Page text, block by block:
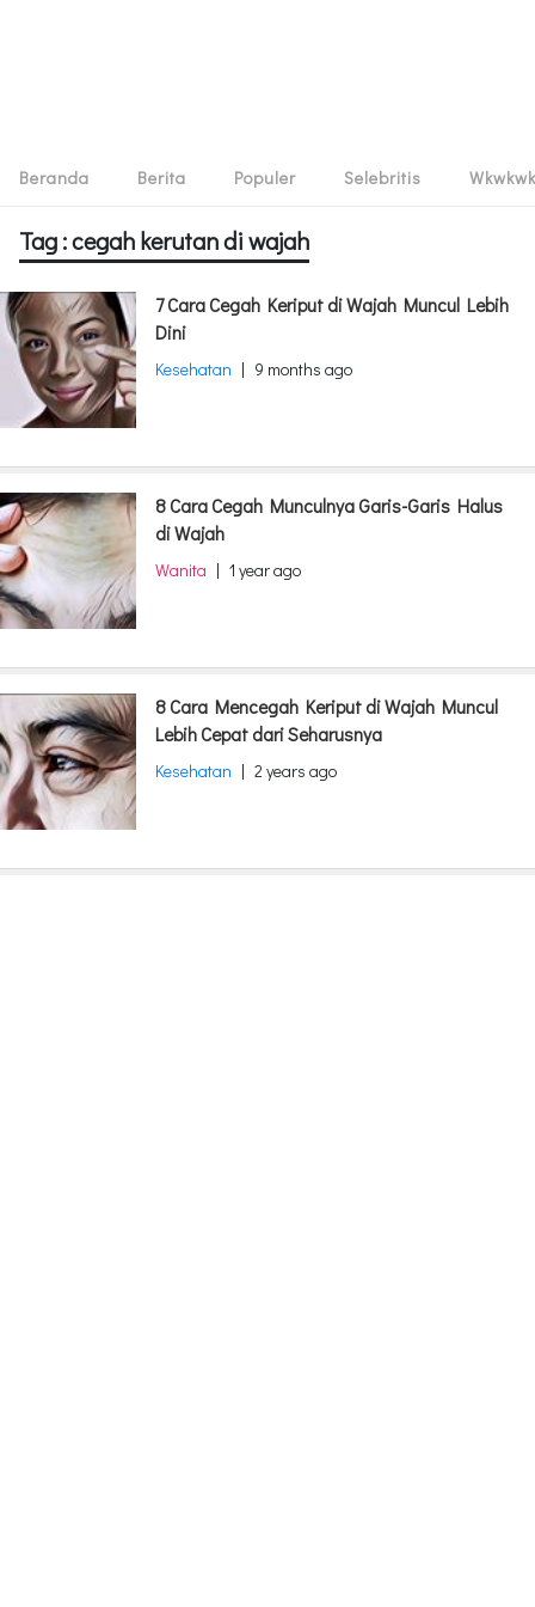
Beranda Berita Populer Selebritis Wkwkwk
Tag : cegah kerutan di wajah
7 Cara Cegah Keriput di Wajah Muncul Lebih
Dini
Kesehatan | 9 months ago
8 Cara Cegah Munculnya Garis-Garis Halus
di Wajah
Wanita | 1 year ago
8 Cara Mencegah Keriput di Wajah Muncul
Lebih Cepat dari Seharusnya
Kesehatan | 2 years ago